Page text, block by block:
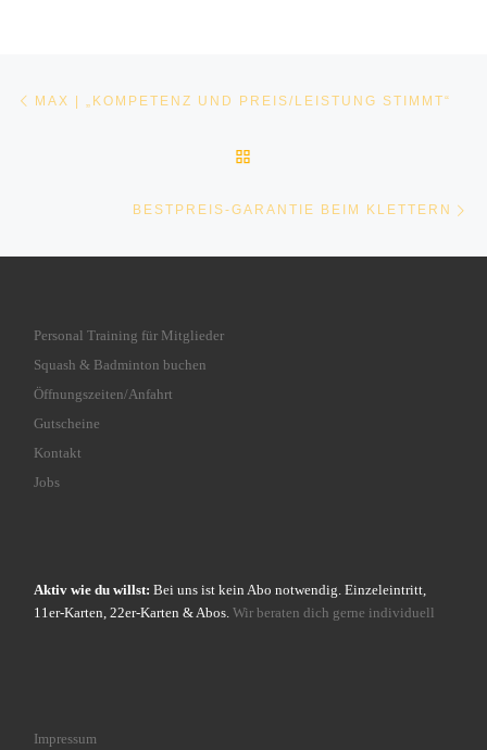
Beitragsnavigation
MAX | „KOMPETENZ UND PREIS/LEISTUNG STIMMT“
BESTPREIS-GARANTIE BEIM KLETTERN
Personal Training für Mitglieder
Squash & Badminton buchen
Öffnungszeiten/Anfahrt
Gutscheine
Kontakt
Jobs
Aktiv wie du willst: Bei uns ist kein Abo notwendig. Einzeleintritt,
11er-Karten, 22er-Karten & Abos. Wir beraten dich gerne individuell
Impressum